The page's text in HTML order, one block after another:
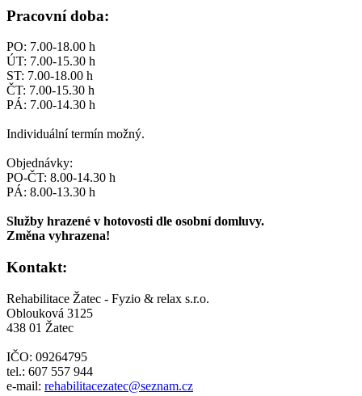
Pracovní doba:
PO: 7.00-18.00 h
ÚT: 7.00-15.30 h
ST: 7.00-18.00 h
ČT: 7.00-15.30 h
PÁ: 7.00-14.30 h
Individuální termín možný.
Objednávky:
PO-ČT: 8.00-14.30 h
PÁ: 8.00-13.30 h
Služby hrazené v hotovosti dle osobní domluvy.
Změna vyhrazena!
Kontakt:
Rehabilitace Žatec - Fyzio & relax s.r.o.
Oblouková 3125
438 01 Žatec
IČO: 09264795
tel.: 607 557 944
e-mail: rehabilitacezatec@seznam.cz